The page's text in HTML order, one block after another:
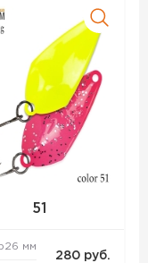
51
26 мм
280 руб.